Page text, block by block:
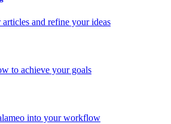
and refine your ideas
to achieve your goals
into your workflow